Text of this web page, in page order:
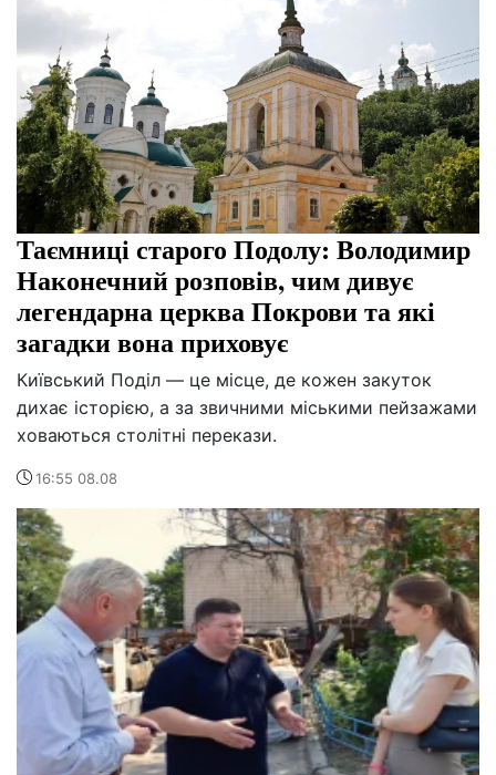
Таємниці старого Подолу: Володимир
Наконечний розповів, чим дивує
легендарна церква Покрови та які
загадки вона приховує
Київський Поділ — це місце, де кожен закуток
дихає історією, а за звичними міськими пейзажами
ховаються столітні перекази.
16:55 08.08